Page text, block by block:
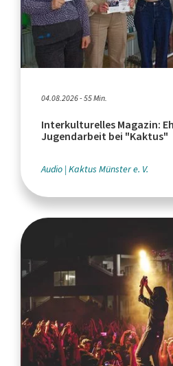
04.08.2026 - 55 Min.
Interkulturelles Magazin:
Jugendarbeit bei "Kaktus"
Audio Kaktus Münster e. V.